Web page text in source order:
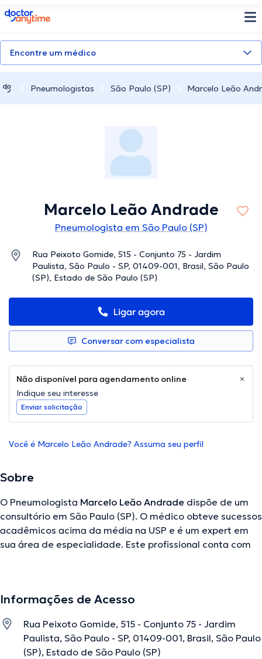
doctoranytime
Encontre um médico
Pneumologistas São Paulo (SP) Marcelo Leão
Marcelo Leão Andrade
Pneumologista em São Paulo (SP)
Rua Peixoto Gomide, 515 - Conjunto 75 - Jardim
Paulista, São Paulo - SP, 01409-001, Brasil, São Paulo
(SP), Estado de São Paulo (SP)
Ligar agora
Conversar com especialista
Não disponível para agendamento online
Indique seu interesse
Enviar solicitação
Você é Marcelo Leão Andrade? Assuma seu perfil
Sobre
O Pneumologista Marcelo Leão Andrade dispõe de um
consultório em São Paulo (SP). O médico obteve sucessos
acadêmicos acima da média na USP e é um expert em
sua área de especialidade. Este profissional conta com
consideráveis conferências com a intenção de conseguir
especialização e já anunciou importantes comunicados.
Português Inglês são as línguas que usa o médico.
Informações de Acesso
Rua Peixoto Gomide, 515 - Conjunto 75 - Jardim
Paulista, São Paulo - SP, 01409-001, Brasil, São Paulo
(SP), Estado de São Paulo (SP)